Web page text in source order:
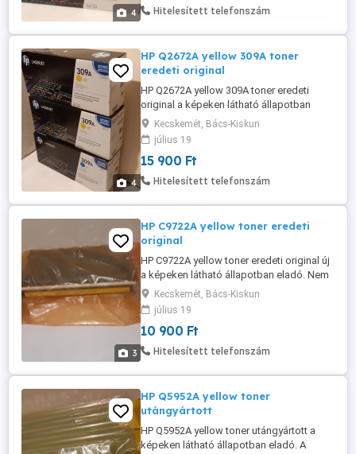
4 Hitelesített telefonszám
4
HP Q2672A yellow 309A toner
eredeti original
HP Q2672A yellow 309A toner eredeti
original a képeken látható állapotban
eladó. Hp Color Laserjet 3500, Hp Color
Laserjet 3550, Hp Color Laserjet 3700,
Kecskemét, Bács-Kiskun
július 19
15 900 Ft
Hitelesített telefonszám
3
HP C9722A yellow toner eredeti
original
HP C9722A yellow toner eredeti original új
a képeken látható állapotban eladó. Nem
új. HP CLJ4600 CLJ4610 CLJ4650
Kecskemét, Bács-Kiskun
július 19
10 900 Ft
Hitelesített telefonszám
HP Q5952A yellow toner
utángyártott
HP Q5952A yellow toner utángyártott a
képeken látható állapotban eladó. A